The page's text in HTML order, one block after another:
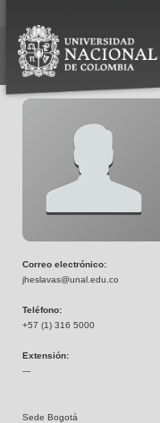
Correo electrónico:
jheslavas@unal.edu.co
Teléfono:
+57 (1) 316 5000
Extensión:
---
Sede Bogotá